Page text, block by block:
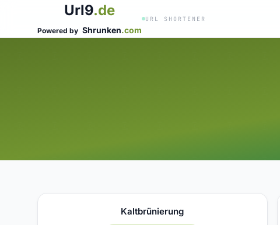
Url9.de
Powered by Shrunken.com
URL SHORTENER
Kaltbrünierung